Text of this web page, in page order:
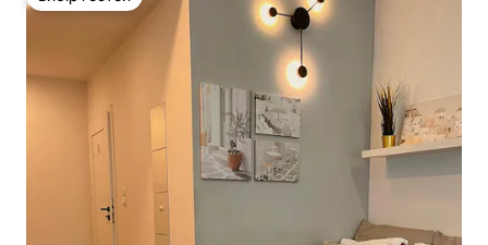
Вибір гостей